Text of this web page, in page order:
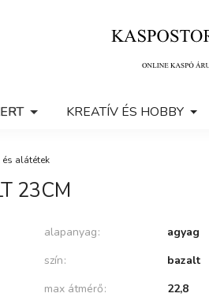
KREATÍV ÉS HOBBY
alátétek
23CM
alapanyag
agyag
szín
bazalt
max átmérő
22,8